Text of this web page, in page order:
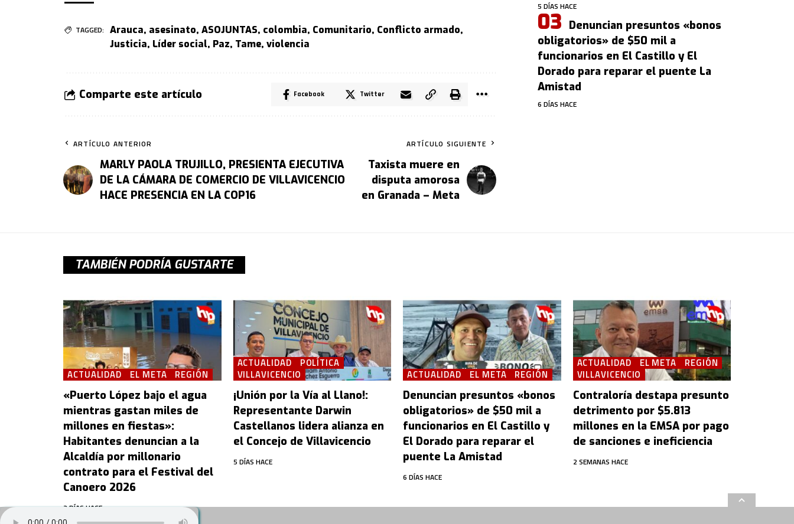
TAGGED: Arauca, asesinato, ASOJUNTAS, colombia, Comunitario, Conflicto armado,
Justicia, Líder social, Paz, Tame, violencia
Comparte este artículo Facebook Twitter
ARTÍCULO ANTERIOR
MARLY PAOLA TRUJILLO, PRESIENTA EJECUTIVA
DE LA CÁMARA DE COMERCIO DE VILLAVICENCIO
HACE PRESENCIA EN LA COP16
ARTÍCULO SIGUIENTE
Taxista muere en
disputa amorosa
en Granada – Meta
5 DÍAS HACE
Denuncian presuntos «bonos
obligatorios» de $50 mil a
funcionarios en El Castillo y El
Dorado para reparar el puente La
Amistad
6 DÍAS HACE
TAMBIÉN PODRÍA GUSTARTE
ACTUALIDAD EL META REGIÓN
«Puerto López bajo el agua
mientras gastan miles de
millones en fiestas»:
Habitantes denuncian a la
Alcaldía por millonario
contrato para el Festival del
Canoero 2026
2 DÍAS HACE
ACTUALIDAD
POLÍTICA
VILLAVICENCIO
¡Unión por la Vía al Llano!:
Representante Darwin
Castellanos lidera alianza en
el Concejo de Villavicencio
5 DÍAS HACE
ACTUALIDAD EL META REGIÓN
Denuncian presuntos «bonos
obligatorios» de $50 mil a
funcionarios en El Castillo y
El Dorado para reparar el
puente La Amistad
6 DÍAS HACE
ACTUALIDAD EL META
REGIÓN
VILLAVICENCIO
Contraloría destapa presunto
detrimento por $5.813
millones en la EMSA por pago
de sanciones e ineficiencia
2 SEMANAS HACE